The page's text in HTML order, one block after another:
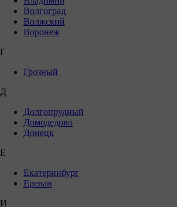
Волгоград
Волжский
Воронеж
Г
Грозный
Д
Долгопрудный
Домодедово
Донецк
Е
Екатеринбург
Ереван
И